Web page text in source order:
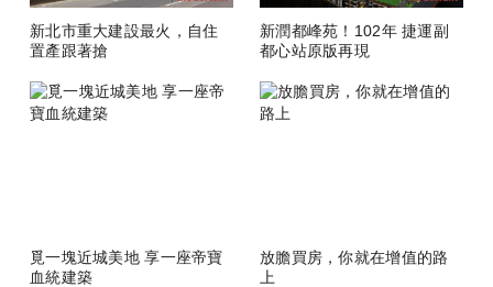
新北市重大建設最火，自住
置產跟著搶
新潤都峰苑！102年 捷運副
都心站原版再現
覓一塊近城美地 享一座帝寶
血統建築
放膽買房，你就在增值的路
上